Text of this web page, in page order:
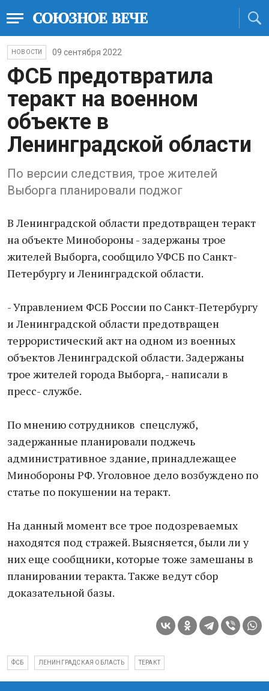
НОВОСТИ 09 сентября 2022
ФСБ предотвратила
теракт на военном
объекте в
Ленинградской области
По версии следствия, трое жителей
Выборга планировали поджог
В Ленинградской области предотвращен теракт
на объекте Минобороны - задержаны трое
жителей Выборга, сообщило УФСБ по Санкт-
Петербургу и Ленинградской области.
- Управлением ФСБ России по Санкт-Петербургу
и Ленинградской области предотвращен
террористический акт на одном из военных
объектов Ленинградской области. Задержаны
трое жителей города Выборга, - написали в
пресс- службе.
По мнению сотрудников спецслужб,
задержанные планировали поджечь
административное здание, принадлежащее
Минобороны РФ. Уголовное дело возбуждено по
статье по покушении на теракт.
На данный момент все трое подозреваемых
находятся под стражей. Выясняется, были ли у
них еще сообщники, которые тоже замешаны в
планировании теракта. Также ведут сбор
доказательной базы.
ФСБ ЛЕНИНГРАДСКАЯ ОБЛАСТЬ ТЕРАКТ